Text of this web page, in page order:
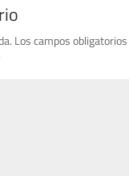
Los campos obligatorios